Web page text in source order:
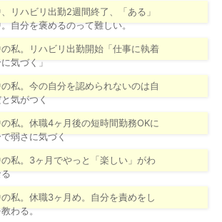
リハビリ出勤2週間終了、「ある」
自分を褒めるのって難しい。
私。リハビリ出勤開始「仕事に執着
気づく」
私。今の自分を認められないのは自
気がつく
私。休職4ヶ月後の短時間勤務OKに
弱さに気づく
私。3ヶ月でやっと「楽しい」がわ
私。休職3ヶ月め。自分を責めをし
わる。